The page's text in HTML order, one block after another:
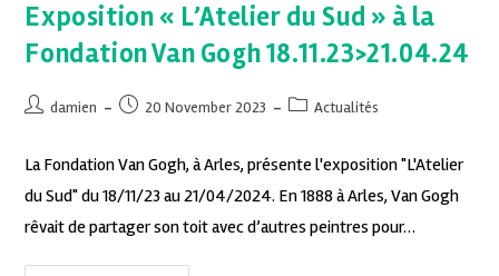
Exposition « L’Atelier du Sud » à la
Fondation Van Gogh 18.11.23>21.04.24
damien 20 November 2023 Actualités
La Fondation Van Gogh, à Arles, présente l'exposition "L'Atelier
du Sud" du 18/11/23 au 21/04/2024. En 1888 à Arles, Van Gogh
rêvait de partager son toit avec d’autres peintres pour…